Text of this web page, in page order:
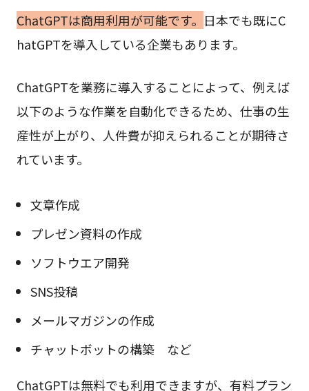
ChatGPTは商用利用が可能です。 日本でも既にC
hatGPTを導入している企業もあります。
ChatGPTを業務に導入することによって、例えば
以下のような作業を自動化できるため、仕事の生
産性が上がり、人件費が抑えられることが期待さ
れています。
文章作成
プレゼン資料の作成
ソフトウエア開発
SNS投稿
メールマガジンの作成
チャットボットの構築 など
ChatGPTは無料でも利用できますが、有料プラン